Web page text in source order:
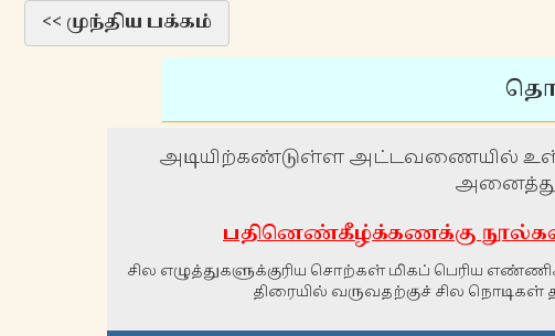
<< முந்திய பக்கம்
அடியிற்கண்டுள்ள அட்டவணையில்
பதினெண்கீழ்க்கணக்கு
சில எழுத்துகளுக்குரிய சொற்கள் மிகப் பெரிய
திரையில் வருவதற்குச் சில